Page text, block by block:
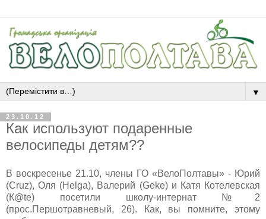
▼
23.10.12
Как используют подаренные
велосипеды детям??
В воскресенье 21.10, члены ГО «ВелоПолтавы» - Юрий
(Cruz), Оля (Helga), Валерий (Geke) и Катя Котeлевская
(К@te) посетили школу-интернат №2
(прос.Першотравневый, 26). Как, вы помните, этому